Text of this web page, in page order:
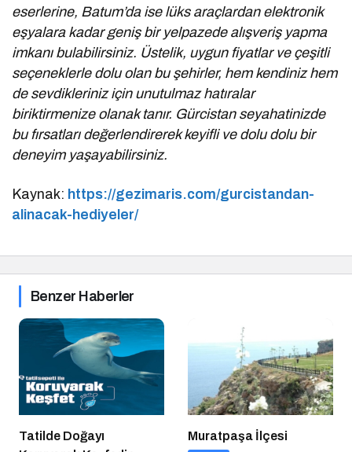
eserlerine, Batum’da ise lüks araçlardan elektronik
eşyalara kadar geniş bir yelpazede alışveriş yapma
imkanı bulabilirsiniz. Üstelik, uygun fiyatlar ve çeşitli
seçeneklerle dolu olan bu şehirler, hem kendiniz hem
de sevdikleriniz için unutulmaz hatıralar
biriktirmenize olanak tanır. Gürcistan seyahatinizde
bu fırsatları değerlendirerek keyifli ve dolu dolu bir
deneyim yaşayabilirsiniz.
Kaynak: https://gezimaris.com/gurcistandan-
alinacak-hediyeler/
Benzer Haberler
Tatilde Doğayı
Muratpaşa İlçesi